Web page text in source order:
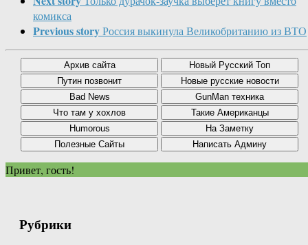
комикса
Previous storyРоссия выкинула Великобританию из ВТО
Привет, гость!
Рубрики